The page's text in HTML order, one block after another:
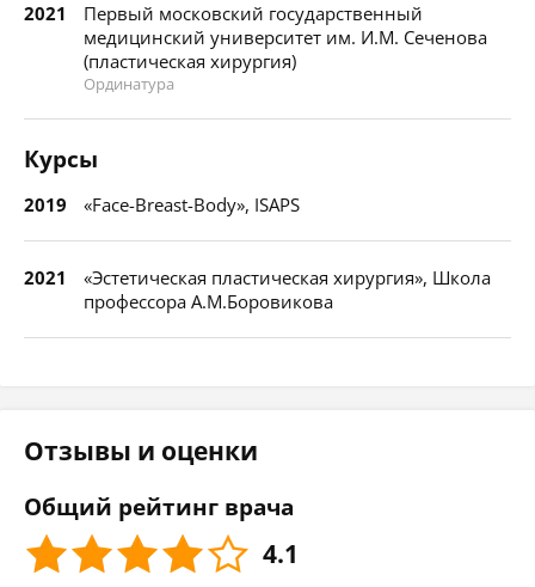
2021
Первый московский государственный
медицинский университет им. И.М. Сеченова
(пластическая хирургия)
Ординатура
Курсы
2019 «Face-Breast-Body», ISAPS
2021
«Эстетическая пластическая хирургия», Школа
профессора А.М.Боровикова
Отзывы и оценки
Общий рейтинг врача
4.1